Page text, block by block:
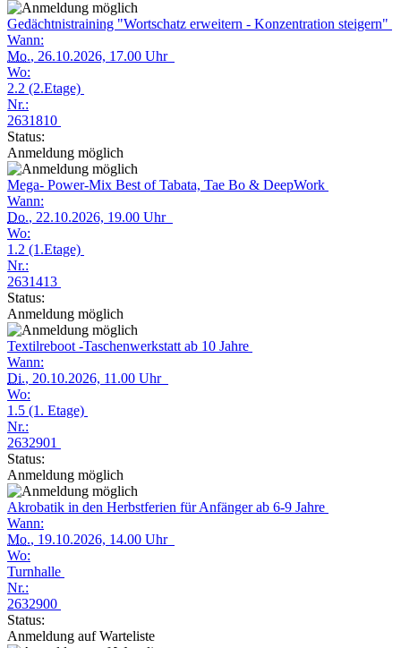
Gedächtnistraining "Wortschatz erweitern - Konzentration steigern"
Wann:
Mo., 26.10.2026, 17.00 Uhr
Wo:
2.2 (2.Etage)
Nr.:
2631810
Status:
Anmeldung möglich
Mega- Power-Mix Best of Tabata, Tae Bo & DeepWork
Wann:
Do., 22.10.2026, 19.00 Uhr
Wo:
1.2 (1.Etage)
Nr.:
2631413
Status:
Anmeldung möglich
Textilreboot -Taschenwerkstatt ab 10 Jahre
Wann:
Di., 20.10.2026, 11.00 Uhr
Wo:
1.5 (1. Etage)
Nr.:
2632901
Status:
Anmeldung möglich
Akrobatik in den Herbstferien für Anfänger ab 6-9 Jahre
Wann:
Mo., 19.10.2026, 14.00 Uhr
Wo:
Turnhalle
Nr.:
2632900
Status:
Anmeldung auf Warteliste